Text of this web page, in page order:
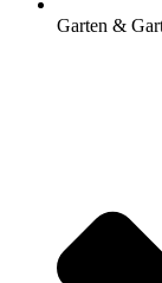
Garten &